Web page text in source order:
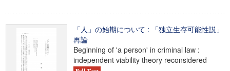
「人」の始期について : 「独立生存可能性説」
再論
Beginning of 'a person' in criminal law :
independent viability theory reconsidered